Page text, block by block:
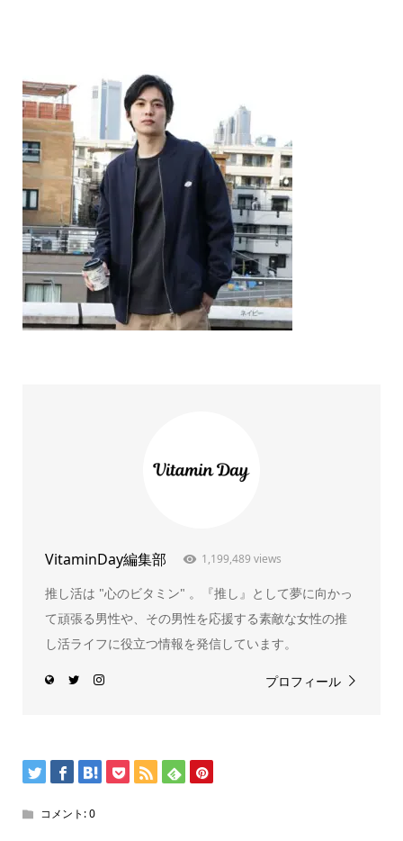
VitaminDay編集部 1,199,489 views
推し活は "心のビタミン" 。『推し』として夢に向かっ
て頑張る男性や、その男性を応援する素敵な女性の推
し活ライフに役立つ情報を発信しています。
プロフィール
コメント:0